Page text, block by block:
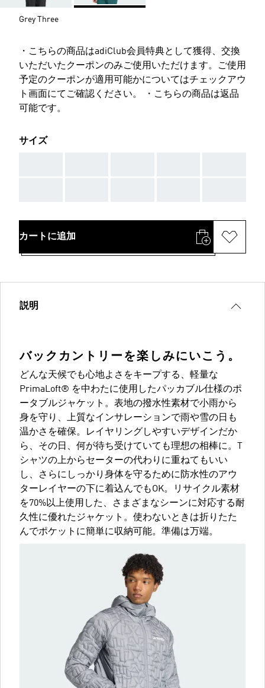
Grey Three
・こちらの商品はadiClub会員特典として獲得、交換
いただいたクーポンのみご使用いただけます。ご使用
予定のクーポンが適用可能かについてはチェックアウ
ト画面にてご確認ください。 ・こちらの商品は返品
可能です。
サイズ
カートに追加
説明
バックカントリーを楽しみにいこう。
どんな天候でも心地よさをキープする、軽量な
PrimaLoft® を中わたに使用したパッカブル仕様のポ
ータブルジャケット。表地の撥水性素材で小雨から
身を守り、上質なインサレーションで雨や雪の日も
温かさを確保。レイヤリングしやすいデザインだか
ら、その日、何が待ち受けていても理想の相棒に。T
シャツの上からセーターの代わりに重ねてもいい
し、さらにしっかり身体を守るために防水性のアウ
ターレイヤーの下に着込んでもOK。リサイクル素材
を70%以上使用した、さまざまなシーンに対応する耐
久性に優れたジャケット。使わないときは折りたた
んでポケットに簡単に収納可能。準備は万端。